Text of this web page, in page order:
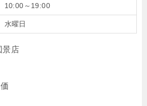
10:00～19:00
水曜日
景店